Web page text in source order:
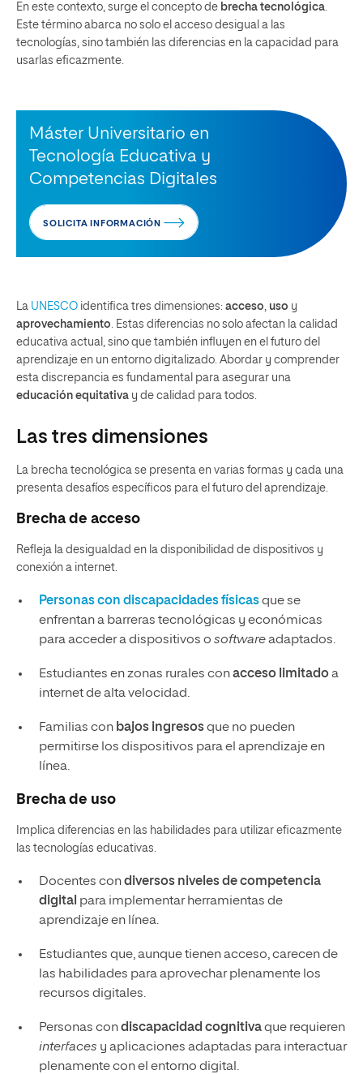
En este contexto, surge el concepto de brecha tecnológica
Este término abarca no solo el acceso desigual a las
tecnologías, sino también las diferencias en la capacidad para
usarlas eficazmente.
Máster Universitario en
Tecnología Educativa y
Competencias Digitales
SOLICITA INFORMACIÓN
La UNESCO identifica tres dimensiones: acceso uso y
aprovechamiento . Estas diferencias no solo afectan la calidad
educativa actual, sino que también influyen en el futuro del
aprendizaje en un entorno digitalizado. Abordar y comprender
esta discrepancia es fundamental para asegurar una
educación equitativa y de calidad para todos.
Las tres dimensiones
La brecha tecnológica se presenta en varias formas y cada una
presenta desafíos específicos para el futuro del aprendizaje.
Brecha de acceso
Refleja la desigualdad en la disponibilidad de dispositivos y
conexión a internet.
Personas con discapacidades físicasque se
enfrentan a barreras tecnológicas y económicas
para acceder a dispositivos o softwareadaptados.
Estudiantes en zonas rurales conacceso limitadoa
internet de alta velocidad.
Familias con bajos ingresosque no pueden
permitirse los dispositivos para el aprendizaje en
línea.
Brecha de uso
Implica diferencias en las habilidades para utilizar eficazmente
las tecnologías educativas.
Docentes condiversos niveles de competencia
digital para implementar herramientas de
aprendizaje en línea.
Estudiantes que, aunque tienen acceso, carecen de
las habilidades para aprovechar plenamente los
recursos digitales.
Personas condiscapacidad cognitivaque requieren
interfaces y aplicaciones adaptadas para interactuar
plenamente con el entorno digital.